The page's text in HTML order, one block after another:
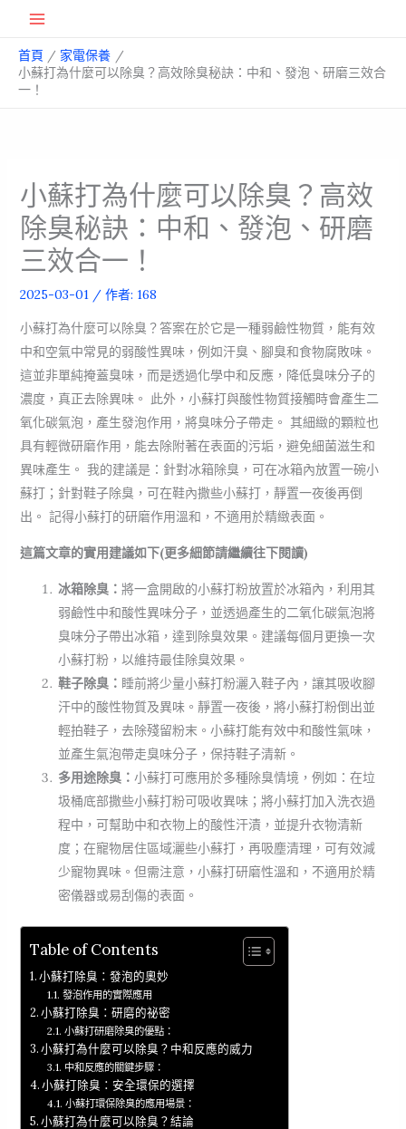
Menu
首頁
家電保養
小蘇打為什麼可以除臭？高效除臭秘訣：中和、發泡、研磨三效合
一！
小蘇打為什麼可以除臭？高效
除臭秘訣：中和、發泡、研磨
三效合一！
2025-03-01 / 作者: 168
小蘇打為什麼可以除臭？答案在於它是一種弱鹼性物質，能有效
中和空氣中常見的弱酸性異味，例如汗臭、腳臭和食物腐敗味。
這並非單純掩蓋臭味，而是透過化學中和反應，降低臭味分子的
濃度，真正去除異味。 此外，小蘇打與酸性物質接觸時會產生二
氧化碳氣泡，產生發泡作用，將臭味分子帶走。 其細緻的顆粒也
具有輕微研磨作用，能去除附著在表面的污垢，避免細菌滋生和
異味產生。 我的建議是：針對冰箱除臭，可在冰箱內放置一碗小
蘇打；針對鞋子除臭，可在鞋內撒些小蘇打，靜置一夜後再倒
出。 記得小蘇打的研磨作用溫和，不適用於精緻表面。
這篇文章的實用建議如下(更多細節請繼續往下閱讀)
冰箱除臭： 將一盒開啟的小蘇打粉放置於冰箱內，利用其
弱鹼性中和酸性異味分子，並透過產生的二氧化碳氣泡將
臭味分子帶出冰箱，達到除臭效果。建議每個月更換一次
小蘇打粉，以維持最佳除臭效果。
鞋子除臭： 睡前將少量小蘇打粉灑入鞋子內，讓其吸收腳
汗中的酸性物質及異味。靜置一夜後，將小蘇打粉倒出並
輕拍鞋子，去除殘留粉末。小蘇打能有效中和酸性氣味，
並產生氣泡帶走臭味分子，保持鞋子清新。
多用途除臭： 小蘇打可應用於多種除臭情境，例如：在垃
圾桶底部撒些小蘇打粉可吸收異味；將小蘇打加入洗衣過
程中，可幫助中和衣物上的酸性汗漬，並提升衣物清新
度；在寵物居住區域灑些小蘇打，再吸塵清理，可有效減
少寵物異味。但需注意，小蘇打研磨性溫和，不適用於精
密儀器或易刮傷的表面。
Table of Contents
小蘇打除臭：發泡的奧妙
發泡作用的實際應用
小蘇打除臭：研磨的祕密
小蘇打研磨除臭的優點：
小蘇打為什麼可以除臭？中和反應的威力
中和反應的關鍵步驟：
小蘇打除臭：安全環保的選擇
小蘇打環保除臭的應用場景：
小蘇打為什麼可以除臭？結論